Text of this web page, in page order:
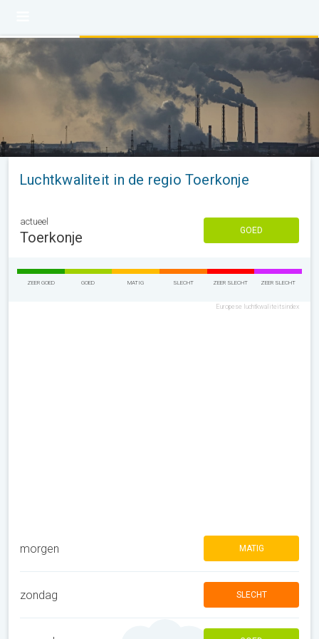
Luchtkwaliteit in de regio Toerkonje
actueel
Toerkonje GOED
ZEER GOED GOED MATIG SLECHT ZEER SLECHT ZEER SLECHT
Europese luchtkwaliteitsindex
morgen MATIG
zondag SLECHT